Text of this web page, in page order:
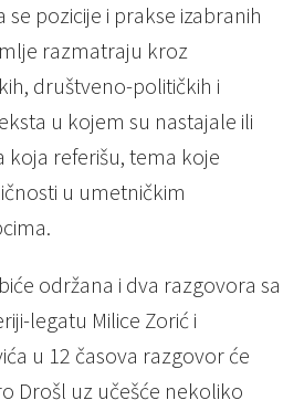
pozicije i prakse izabranih
razmatraju kroz
društveno-političkih i
u kojem su nastajale ili
koja referišu, tema koje
u umetničkim
održana i dva razgovora sa
legatu Milice Zorić i
u 12 časova razgovor će
Drošl uz učešće nekoliko